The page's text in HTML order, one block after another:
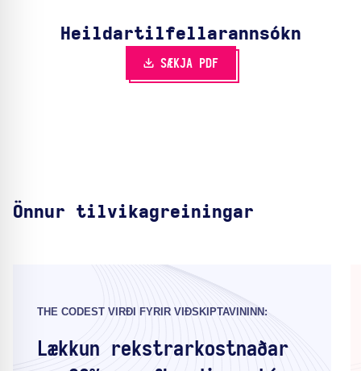
Heildartilfella­rannsókn
SÆKJA PDF
Önnur tilvikagreiningar
THE CODEST VIRÐI FYRIR VIÐSKIPTAVININN:
Lækkun rekstrarkostnaðar